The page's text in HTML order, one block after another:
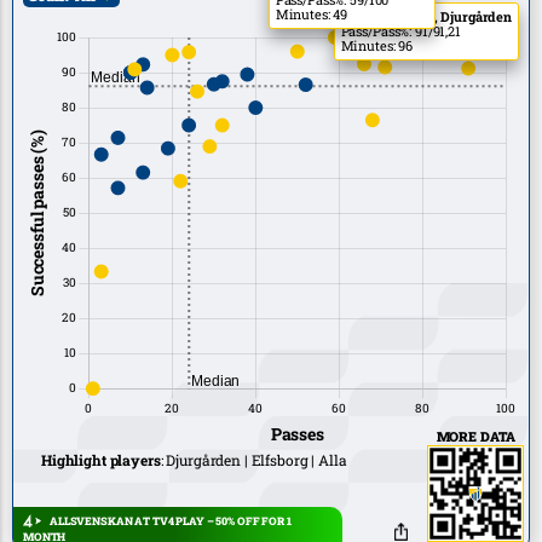
J. Une-Larsson, Djurgården
Pass/Pass%: 91/91,21
Minutes: 96
Minutes: 49
Highlight players:Djurgården Elfsborg Alla
ALLSVENSKAN AT TV4 PLAY – 50% OFF FOR 1
MONTH
MORE DATA